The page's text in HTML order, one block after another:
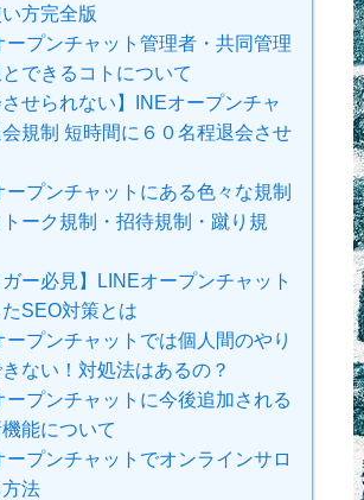
方完全版
ープンチャット管理者・共同管理
できるコトについて
させられない】INEオープンチャ
規制 短時間に６０名程退会させ
ープンチャットにある色々な規制
ーク規制・招待規制・蹴り規
ガー必見】LINEオープンチャット
SEO対策とは
ープンチャットでは個人間のやり
ない！対処法はあるの？
ープンチャットに今後追加される
能について
ープンチャットでオンラインサロ
法